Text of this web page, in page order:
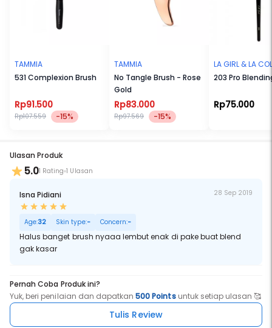
TAMMIA
531 Complexion Brush
Rp91.500
Rp107.559 -15%
TAMMIA
No Tangle Brush - Rose
Gold
Rp83.000
Rp97.569 -15%
LA GIRL & LA
203 Pro
Rp75.000
Ulasan Produk
5.01 Rating 1 Ulasan
Isna Pidiani 28 Sep 2019
Age:32 Skin type:- Concern:-
Halus banget brush nyaaa lembut enak di pake buat blend
gak kasar
Pernah Coba Produk ini?
Yuk, beri penilaian dan dapatkan500 Pointsuntuk setiap ulasan 🥰
Tulis Review